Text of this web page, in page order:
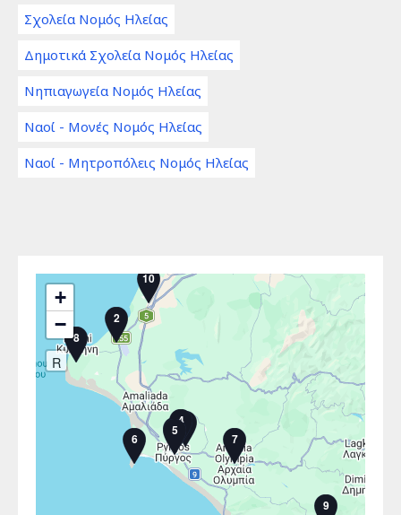
Σχολεία Νομός Ηλείας
Δημοτικά Σχολεία Νομός Ηλείας
Νηπιαγωγεία Νομός Ηλείας
Ναοί - Μονές Νομός Ηλείας
Ναοί - Μητροπόλεις Νομός Ηλείας
1
2
3
4
5
6 7
8
9
10
+
−
R